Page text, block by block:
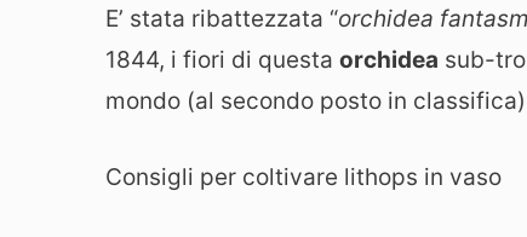
E’ stata ribattezzata “orchidea
1844, i fiori di questa orchidea sub-
mondo (al secondo posto in
Consigli per coltivare lithops in vaso